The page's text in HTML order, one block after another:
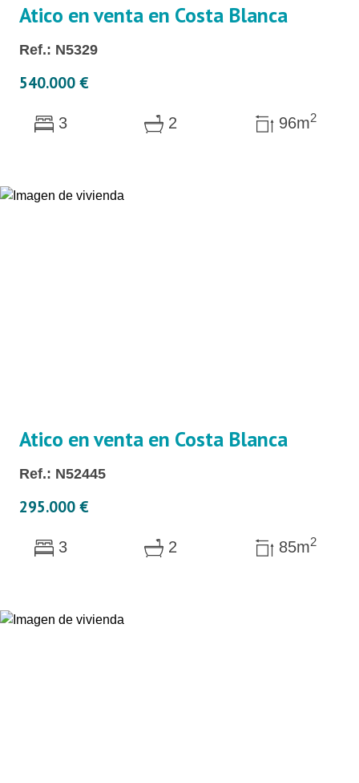
Atico en venta en Costa Blanca
Ref.: N5329
540.000 €
3 2 96m2
Atico en venta en Costa Blanca
Ref.: N52445
295.000 €
3 2 85m2